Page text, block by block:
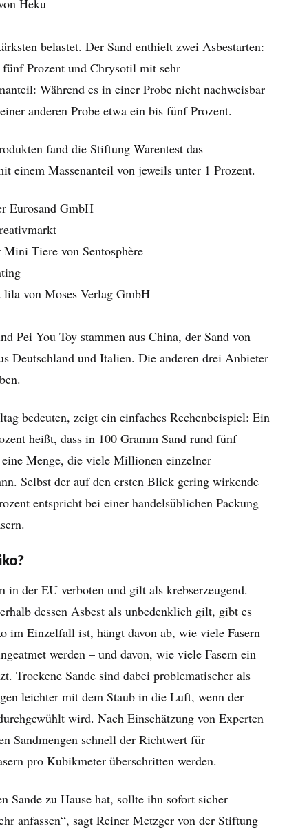
belastet. Der Sand enthielt zwei Asbestarten:
Prozent und Chrysotil mit sehr
Während es in einer Probe nicht nachweisbar
anderen Probe etwa ein bis fünf Prozent.
fand die Stiftung Warentest das
einem Massenanteil von jeweils unter 1 Prozent.
Eurosand GmbH
Tiere von Sentosphère
lila von Moses Verlag GmbH
Pei You Toy stammen aus China, der Sand von
Deutschland und Italien. Die anderen drei Anbieter
bedeuten, zeigt ein einfaches Rechenbeispiel: Ein
heißt, dass in 100 Gramm Sand rund fünf
Menge, die viele Millionen einzelner
Selbst der auf den ersten Blick gering wirkende
entspricht bei einer handelsüblichen Packung
in der EU verboten und gilt als krebserzeugend.
dessen Asbest als unbedenklich gilt, gibt es
im Einzelfall ist, hängt davon ab, wie viele Fasern
werden – und davon, wie viele Fasern ein
Trockene Sande sind dabei problematischer als
leichter mit dem Staub in die Luft, wenn der
wird. Nach Einschätzung von Experten
Sandmengen schnell der Richtwert für
pro Kubikmeter überschritten werden.
Sande zu Hause hat, sollte ihn sofort sicher
anfassen“, sagt Reiner Metzger von der Stiftung